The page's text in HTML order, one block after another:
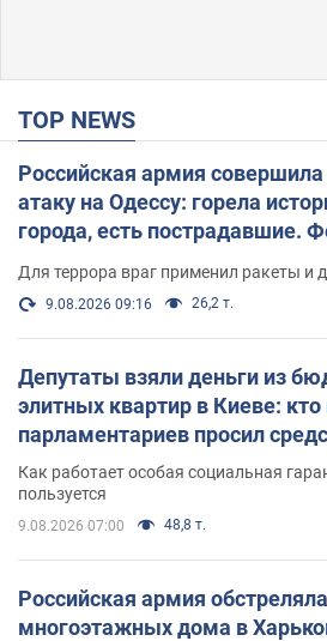
TOP NEWS
Российская армия
атаку на Одессу: горела
города, есть пострадавшие.
Для террора враг применил ракеты и
9.08.2026 09:16 26,2 т.
Депутаты взяли деньги из
элитных квартир в Киеве: кто
парламентариев просил
поселился
Как работает особая социальная
пользуется
9.08.2026 07:00 48,8 т.
Российская армия
многоэтажных дома в